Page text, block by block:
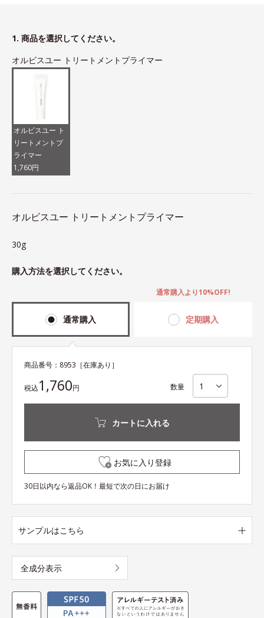
1. 商品を選択してください。
オルビスユー トリートメントプライマー
オルビスユー ト
リートメントプ
ライマー
1,760円
オルビスユー トリートメントプライマー
30g
購入方法を選択してください。
通常購入 定期購入
通常購入より10%OFF!
商品番号： 8953 ［在庫あり］
税込1,760円 数量
カートに入れる
お気に入り登録
30日以内なら返品OK！最短で次の日にお届け
サンプルはこちら
全成分表示